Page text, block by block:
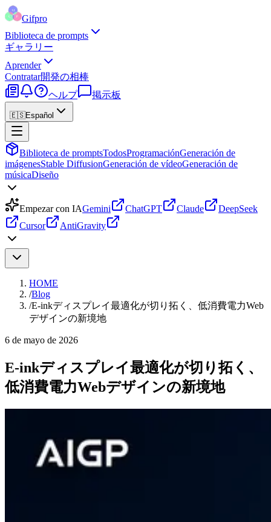
Gifpro
Biblioteca de prompts
ギャラリー
Aprender
Contratar開発の相棒
ヘルプ
掲示板
🇪🇸Español
Biblioteca de promptsTodosProgramaciónGeneración de
imágenesStable DiffusionGeneración de vídeoGeneración de
músicaDiseño
Empezar con IAGemini ChatGPT Claude
DeepSeek
Cursor
AntiGravity
HOME
/Blog
/E-inkディスプレイ最適化が切り拓く、低消費電力Web
デザインの新境地
6 de mayo de 2026
E-inkディスプレイ最適化が切り拓く、
低消費電力Webデザインの新境地